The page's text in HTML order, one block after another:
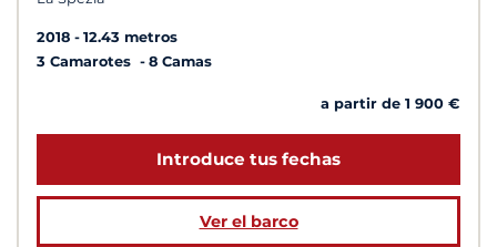
2018
12.43 metros
3 Camarotes
8 Camas
a partir de 1 900 €
Introduce tus fechas
Ver el barco